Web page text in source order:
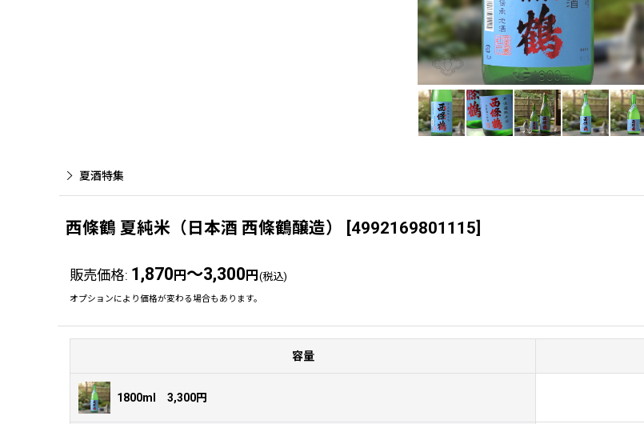
夏酒特集
西條鶴 夏純米（日本酒 西條鶴醸造） [4992169801115]
販売価格: 1,870 円 ～3,300 円 (税込)
オプションにより価格が変わる場合もあります。
容量
1800ml 3,300円